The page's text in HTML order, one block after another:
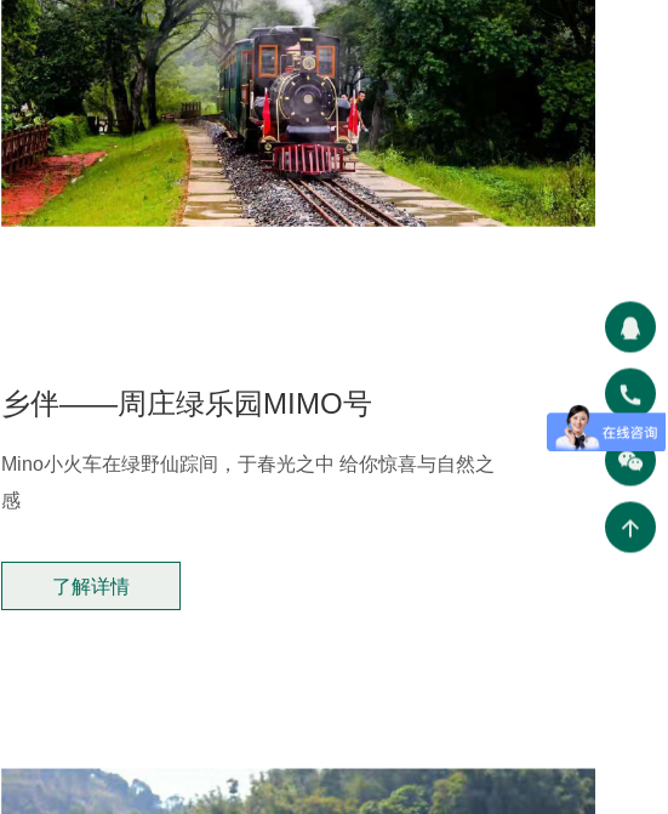
乡伴——周庄绿乐园MIMO号
Mino小火车在绿野仙踪间，于春光之中 给你惊喜与自然之
感
了解详情